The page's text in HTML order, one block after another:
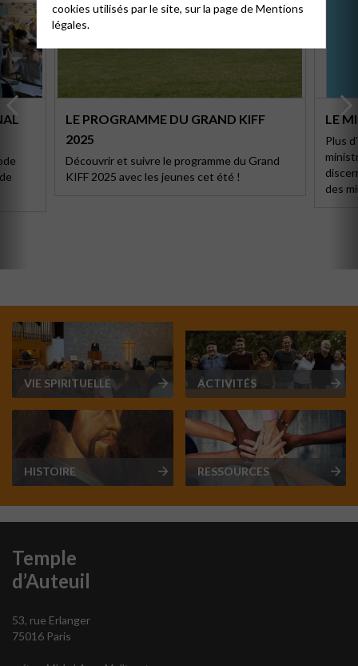
LE PROGRAMME DU GRAND KIFF
2025
Découvrir et suivre le programme du Grand
KIFF 2025 avec les jeunes cet été !
LE
Plus
des
VIE SPIRITUELLE ACTIVITÉS
HISTOIRE RESSOURCES
Temple
d’Auteuil
53, rue Erlanger
75016 Paris
cookies utilisés par le site, sur la page deMentions
légales.